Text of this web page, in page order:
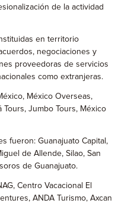
de la actividad
en territorio
negociaciones y
proveedoras de servicios
como extranjeras.
México Overseas,
Tours, Jumbo Tours, México
fueron: Guanajuato Capital,
de Allende, Silao, San
de Guanajuato.
Centro Vacacional El
ANDA Turismo, Axcan